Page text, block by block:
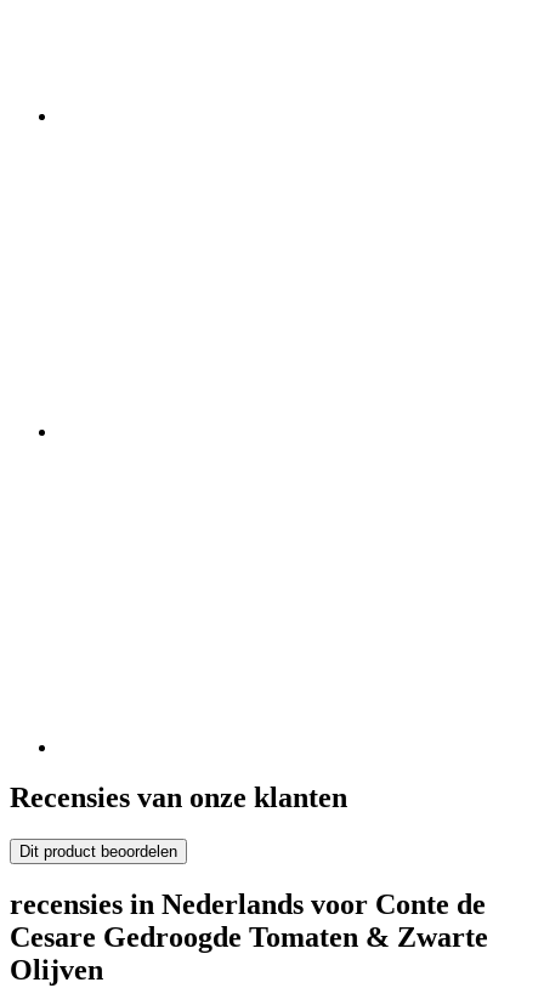
Recensies van onze klanten
Dit product beoordelen
recensies in Nederlands voor Conte de
Cesare Gedroogde Tomaten & Zwarte
Olijven